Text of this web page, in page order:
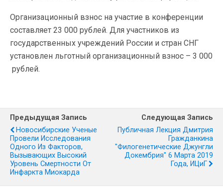
Организационный взнос на участие в конференции
составляет 23 000 рублей. Для участников из
государственных учреждений России и стран СНГ
установлен льготный организационный взнос – 3 000
рублей.
Предыдущая Запись
Новосибирские Ученые
Провели Исследования
Одного Из Факторов,
Вызывающих Высокий
Уровень Смертности От
Инфаркта Миокарда
Следующая Запись
Публичная Лекция Дмитрия
Гражданкина
"Филогенетические Джунгли
Докембрия" 6 Марта 2019
Года, ИЦиГ